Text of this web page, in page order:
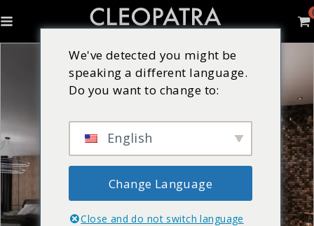
We've detected you might be
speaking a different language.
Do you want to change to:
English
Change Language
Close and do not switch language